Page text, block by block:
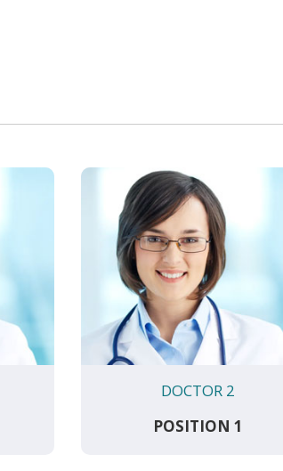
DOCTOR 2
POSITION 1